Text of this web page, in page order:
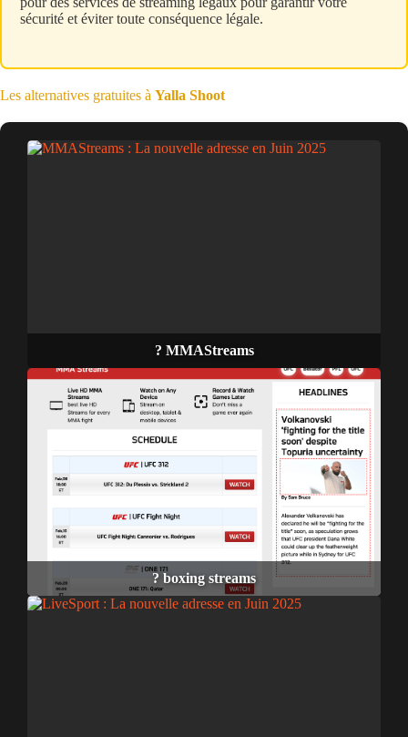
sécurité et éviter toute conséquence légale.
Les alternatives gratuites à Yalla Shoot
? MMAStreams
? boxing streams